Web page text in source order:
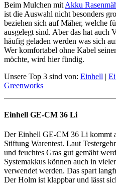
Beim Mulchen mit Akku
ist die Auswahl nicht besonders
beziehen sich auf Mäher, welche
ausgelegt sind. Aber das hat auch
häufig geladen werden was sich
Wer komfortabel ohne Kabel
möchte, wird hier fündig.
Unsere Top 3 sind von: Einhell |
Greenworks
Einhell GE-CM 36 Li
Der Einhell GE-CM 36 Li kommt
Stiftung Warentest. Laut
und feuchtes Gras gut gemäht
Systemakkus können auch in
verwendet werden. Das spart
Der Holm ist klappbar und lässt